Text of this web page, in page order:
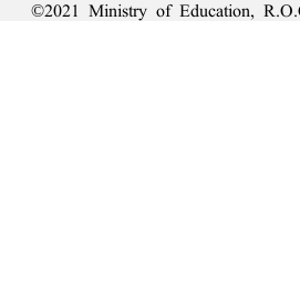
©2021 Ministry of Education,